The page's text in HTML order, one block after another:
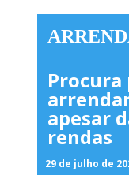
Procura
apesar
rendas
29 de julho de